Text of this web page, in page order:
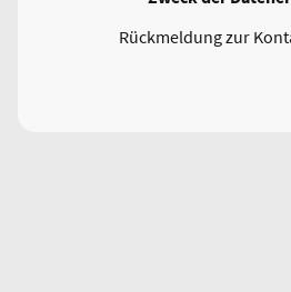
Rückmeldung zur